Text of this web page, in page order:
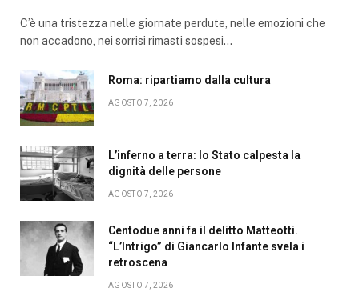
C’è una tristezza nelle giornate perdute, nelle emozioni che
non accadono, nei sorrisi rimasti sospesi…
Roma: ripartiamo dalla cultura
AGOSTO 7, 2026
L’inferno a terra: lo Stato calpesta la
dignità delle persone
AGOSTO 7, 2026
Centodue anni fa il delitto Matteotti.
“L’Intrigo” di Giancarlo Infante svela i
retroscena
AGOSTO 7, 2026